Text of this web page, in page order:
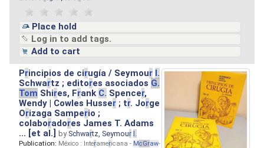
Place hold
Log in to add tags.
Add to cart
Principios de cirugía / Seymour I.
Schwartz ; editores asociados G.
Tom Shires, Frank C. Spencer,
Wendy | Cowles Husser ; tr. Jorge
Orizaga Samperio ;
colaboradores James T. Adams
... [et al.]by Schwartz, Seymour I.
Publication: México : Interamericana - McGraw-